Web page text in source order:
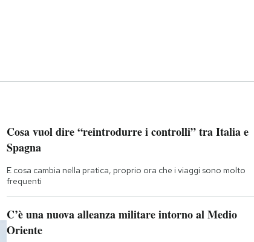
Cosa vuol dire “reintrodurre i controlli” tra Italia e
Spagna
E cosa cambia nella pratica, proprio ora che i viaggi sono molto
frequenti
C’è una nuova alleanza militare intorno al Medio
Oriente